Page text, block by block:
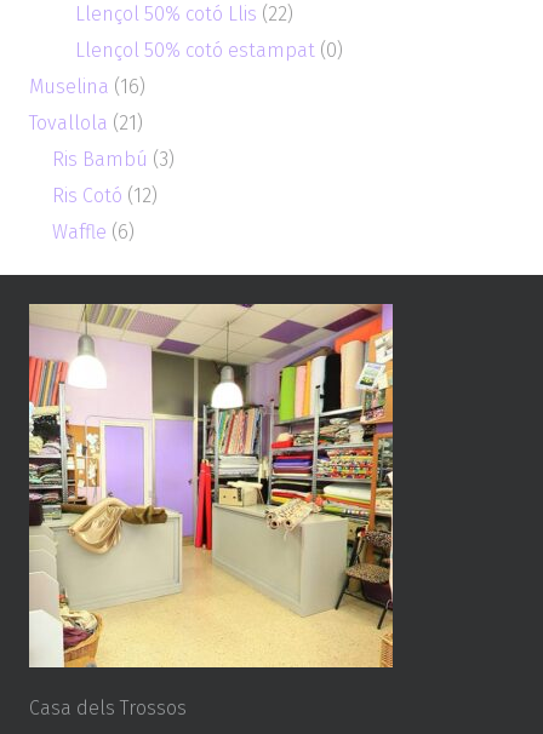
Llençol 50% cotó Llis (22)
Llençol 50% cotó estampat (0)
Muselina (16)
Tovallola (21)
Ris Bambú (3)
Ris Cotó (12)
Waffle (6)
Casa dels Trossos